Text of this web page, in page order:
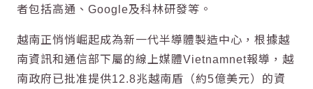
者包括高通、Google及科林研發等。
越南正悄悄崛起成為新一代半導體製造中心，根據越
南資訊和通信部下屬的線上媒體Vietnamnet報導，越
南政府已批准提供12.8兆越南盾（約5億美元）的資